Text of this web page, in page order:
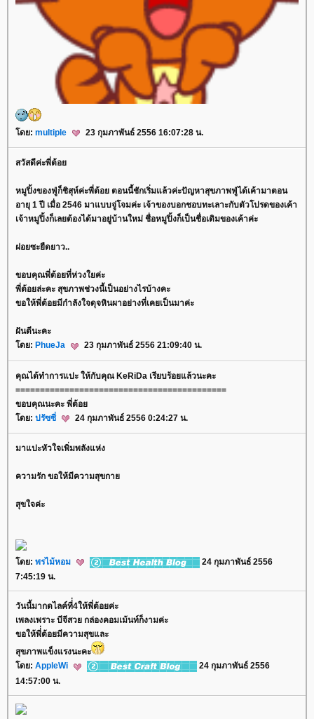
ดย: multiple 23 กุมภาพันธ์ 2556 16:07:28 น.
สวัสดีค่ะพี่ต้อ
หมูปิ้งของฟู่ก็ชิสุห์ค่ะพี่ต้อย ตอนนี้ชักเริ่มแล้วค่ะปัญหาสุขภาพฟู่ได้เค้ามาตอน
อายุ 1 ปี เมื่อ 2546 มาแบบจู่โจมค่ะ เจ้าของบอกชอบทะเลาะกับตัวโปรดของเค้า
เจ้าหมูปิ้งก็เลยต้องได้มาอยู่บ้านใหม่ ชื่อหมูปิ้งก็เป็นชื่อเดิมของเค้าค่ะ
ฝอยซะยืดยาว..
ขอบคุณพี่ต้อยที่ห่วงใยค่ะ
พี่ต้อยล่ะคะ สุขภาพช่วงนี้เป็นอย่างไรบ้างคะ
ขอให้พี่ต้อยมีกำลังใจดุจหินผาอย่างที่เคยเป็นมาค่ะ
ฝันดีนะคะ
ดย: PhueJa 23 กุมภาพันธ์ 2556 21:09:40 น.
คุณได้ทำการแปะ ให้กับคุณ KeRiDa เรียบร้อยแล้วนะคะ
===========================================
ขอบคุณนะคะ พี่ต้อ
ดย: ปรัซซี่ 24 กุมภาพันธ์ 2556 0:24:27 น.
มาแปะหัวใจเพิ่มพลังแห่ง
ความรัก ขอให้มีความสุขกา
สุขใจค่ะ
ดย: พรไม้หอม
24 กุมภาพันธ์ 2556
7:45:19 น.
วันนี้มากดไลค์ที่่4ให้พี่ต้อยค่ะ
เพลงเพราะ บีจีสวย กล่องคอมเม้นท์ก็งามค่ะ
ขอให้พี่่ต้อยมีความสุขและ
สุขภาพแข็งแรงนะคะ
ดย: AppleWi
24 กุมภาพันธ์ 2556
14:57:00 น.